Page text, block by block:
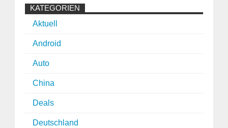
KATEGORIEN
Aktuell
Android
Auto
China
Deals
Deutschland